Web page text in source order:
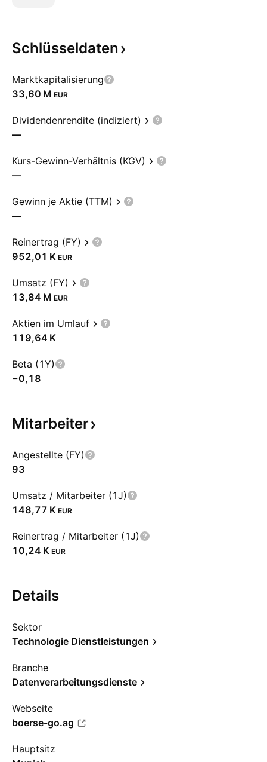
Schlüsseldaten
Marktkapitalisierung
‪33,60 M‬ EUR
Dividendenrendite (indiziert)
—
Kurs-Gewinn-Verhältnis (KGV)
—
Gewinn je Aktie (TTM)
—
Reinertrag (FY)
‪952,01 K‬ EUR
Umsatz (FY)
‪13,84 M‬ EUR
Aktien im Umlauf
‪119,64 K‬
Beta (1Y)
−0,18
Mitarbeiter
Angestellte (FY)
93
Umsatz / Mitarbeiter (1J)
‪148,77 K‬ EUR
Reinertrag / Mitarbeiter (1J)
‪10,24 K‬ EUR
Details
Sektor
Technologie Dienstleistungen
Branche
Datenverarbeitungsdienste
Webseite
boerse-go.ag
Hauptsitz